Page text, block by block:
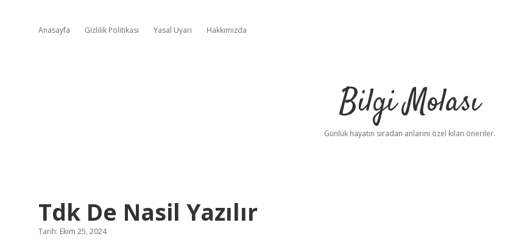
Anasayfa Gizlilik Politikası Yasal Uyarı Hakkımızda
Bilgi Molası
Günlük hayatın sıradan anlarını özel kılan öneriler.
Tdk De Nasil Yazılır
Tarih: Ekim 25, 2024